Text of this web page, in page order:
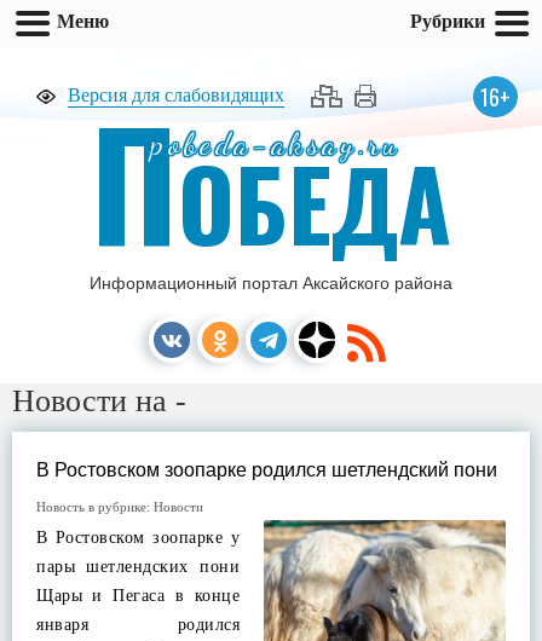
Версия для слабовидящих 16+
pobeda-aksay.ru
ПОБЕДА
Информационный портал Аксайского района
Новости на -
В Ростовском зоопарке родился шетлендский пони
Новость в рубрике: Новости
В Ростовском зоопарке у
пары шетлендских пони
Щары и Пегаса в конце
января родился
Меню Рубрики